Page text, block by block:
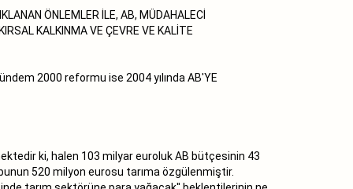
ÖNLEMLER İLE, AB, MÜDAHALECİ
KALKINMA VE ÇEVRE VE KALİTE
2000 reformu ise 2004 yılında AB'YE
ki, halen 103 milyar euroluk AB bütçesinin 43
bunun 520 milyon eurosu tarıma özgülenmiştir.